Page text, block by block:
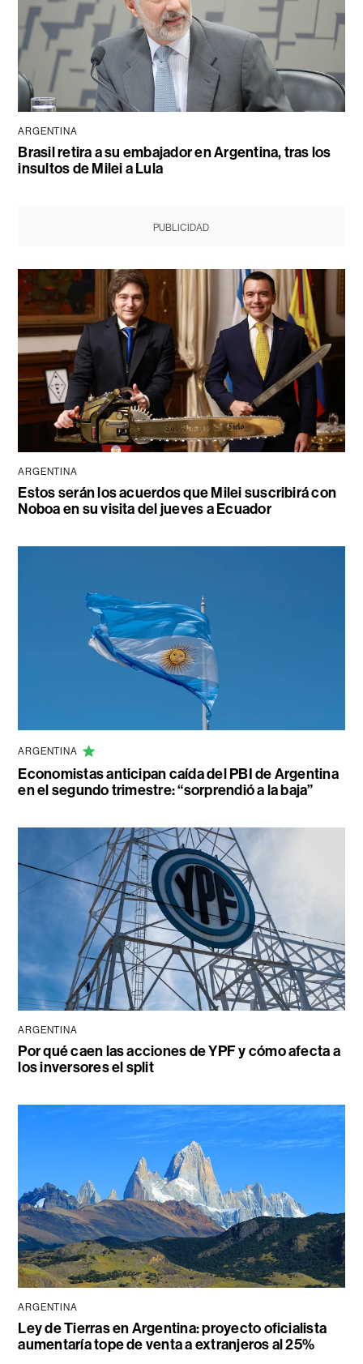
ARGENTINA
Brasil retira a su embajador en Argentina, tras los
insultos de Milei a Lula
PUBLICIDAD
ARGENTINA
Estos serán los acuerdos que Milei suscribirá con
Noboa en su visita del jueves a Ecuador
ARGENTINA
Economistas anticipan caída del PBI de Argentina
en el segundo trimestre: “sorprendió a la baja”
ARGENTINA
Por qué caen las acciones de YPF y cómo afecta a
los inversores el split
ARGENTINA
Ley de Tierras en Argentina: proyecto oficialista
aumentaría tope de venta a extranjeros al 25%